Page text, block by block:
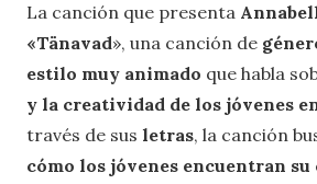
La canción que presenta
«Tänavad», una canción de
estilo muy animado que habla
y la creatividad de los jóvenes
través de sus letras, la canción
cómo los jóvenes encuentran su